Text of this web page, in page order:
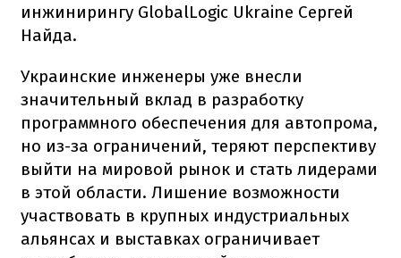
инжинирингу GlobalLogic Ukraine Сергей
Найда.
Украинские инженеры уже внесли
значительный вклад в разработку
программного обеспечения для автопрома,
но из-за ограничений, теряют перспективу
выйти на мировой рынок и стать лидерами
в этой области. Лишение возможности
участвовать в крупных индустриальных
альянсах и выставках ограничивает